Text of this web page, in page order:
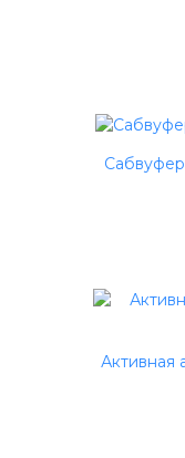
Активная